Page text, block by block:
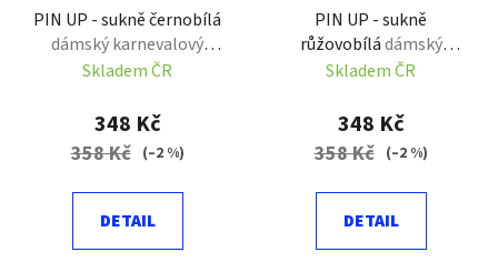
PIN UP - sukně černobílá
dámský karnevalový
kostým
Skladem ČR
348 Kč
358 Kč (–2 %)
DETAIL
PIN UP - sukně
růžovobíládámský
karnevalový kostým
Skladem ČR
348 Kč
358 Kč (–2 %)
DETAIL